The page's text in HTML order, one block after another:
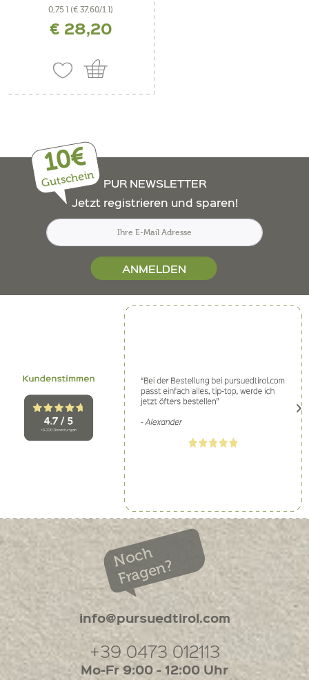
0,75 l (€ 37,60/1 l)
inkl. MwSt. zzgl. Versandkosten
€ 28,20
10€
Gutschein
PUR NEWSLETTER
Jetzt registrieren und sparen!
ANMELDEN
Noch
Fragen?
info@pursuedtirol.com
+39 0473 012113
Mo-Fr 9:00 - 12:00 Uhr